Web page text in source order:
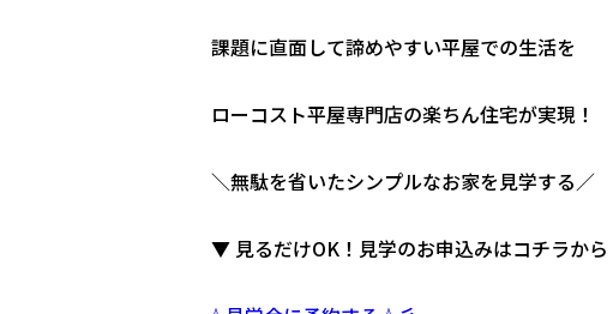
課題に直面して諦めやすい平屋での生活を
ローコスト平屋専門店の楽ちん住宅が実現！
＼無駄を省いたシンプルなお家を見学する／
▼ 見るだけOK！見学のお申込みはコチラから